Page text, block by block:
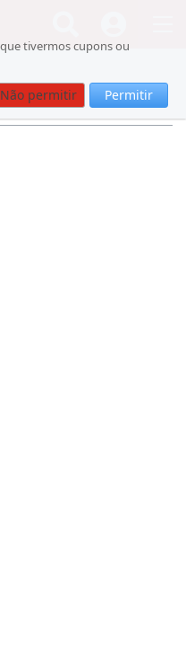
tivermos cupons ou
Não permitir Permitir